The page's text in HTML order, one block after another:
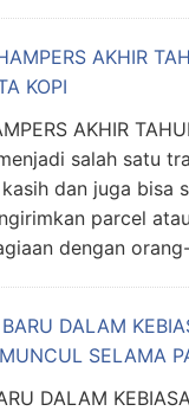
AKHIR
salah satu
dan juga bisa
parcel
dengan
DALAM